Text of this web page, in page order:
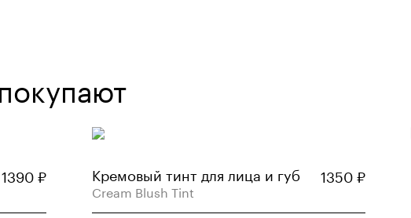
1390₽ Кремовый тинт для лица и губ
Cream Blush Tint
1350₽